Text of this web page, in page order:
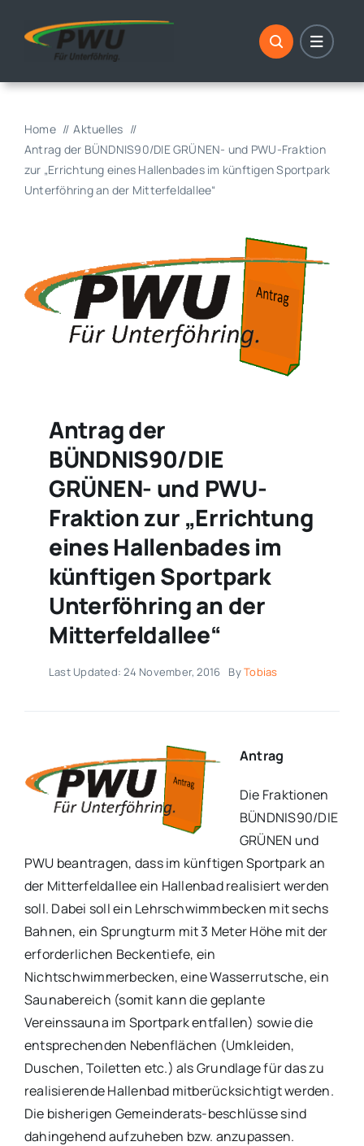
Home
Aktuelles
Antrag der BÜNDNIS90/DIE GRÜNEN- und PWU-Fraktion
zur „Errichtung eines Hallenbades im künftigen Sportpark
Unterföhring an der Mitterfeldallee“
Antrag der
BÜNDNIS90/DIE
GRÜNEN- und PWU-
Fraktion zur „Errichtung
eines Hallenbades im
künftigen Sportpark
Unterföhring an der
Mitterfeldallee“
Last Updated: 24 November, 2016 ByTobias
Antrag
Die Fraktionen
BÜNDNIS90/DIE
GRÜNEN und
PWU beantragen, dass im künftigen Sportpark an
der Mitterfeldallee ein Hallenbad realisiert werden
soll. Dabei soll ein Lehrschwimmbecken mit sechs
Bahnen, ein Sprungturm mit 3 Meter Höhe mit der
erforderlichen Beckentiefe, ein
Nichtschwimmerbecken, eine Wasserrutsche, ein
Saunabereich (somit kann die geplante
Vereinssauna im Sportpark entfallen) sowie die
entsprechenden Nebenflächen (Umkleiden,
Duschen, Toiletten etc.) als Grundlage für das zu
realisierende Hallenbad mitberücksichtigt werden.
Die bisherigen Gemeinderats-beschlüsse sind
dahingehend aufzuheben bzw. anzupassen.